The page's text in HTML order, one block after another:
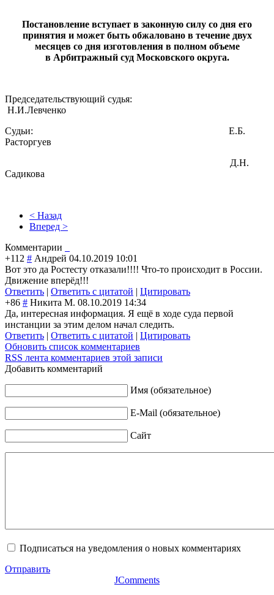
Постановление вступает в законную силу со дня его
принятия и может быть обжаловано в течение двух
месяцев со дня изготовления в полном объеме
в Арбитражный суд Московского округа.
Председательствующий судья:
Н.И.Левченко
Судьи: Е.Б.
Расторгуев
Д.Н.
Садикова
< Назад
Вперед >
Комментарии
+112 # Андрей 04.10.2019 10:01
Вот это да Ростесту отказали!!!! Что-то происходит в России.
Движение вперёд!!!
Ответить | Ответить с цитатой | Цитировать
+86 # Никита М. 08.10.2019 14:34
Да, интересная информация. Я ещё в ходе суда первой
инстанции за этим делом начал следить.
Ответить | Ответить с цитатой | Цитировать
Обновить список комментариев
RSS лента комментариев этой записи
Добавить комментарий
Имя (обязательное)
E-Mail (обязательное)
Сайт
Подписаться на уведомления о новых комментариях
Отправить
JComments